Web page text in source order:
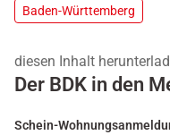
Baden-Württemberg
diesen Inhalt
Der BDK in den
Schein-